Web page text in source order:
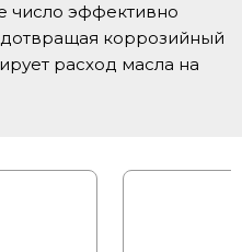
число эффективно
коррозийный
расход масла на